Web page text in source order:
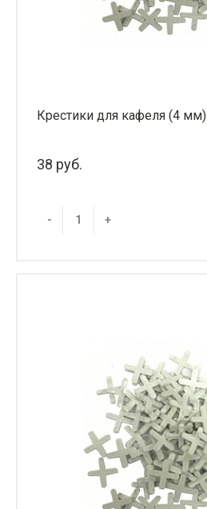
Крестики для кафеля (4 мм)
38 руб.
- +